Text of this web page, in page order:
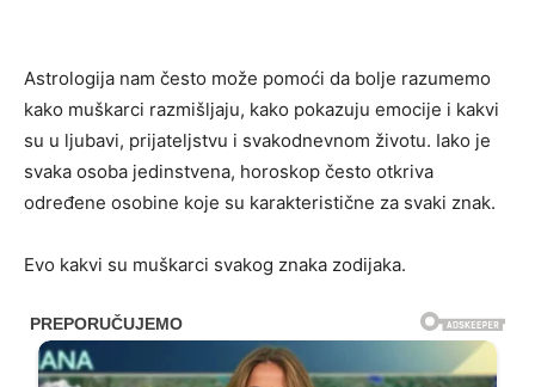
Astrologija nam često može pomoći da bolje razumemo
kako muškarci razmišljaju, kako pokazuju emocije i kakvi
su u ljubavi, prijateljstvu i svakodnevnom životu. Iako je
svaka osoba jedinstvena, horoskop često otkriva
određene osobine koje su karakteristične za svaki znak.
Evo kakvi su muškarci svakog znaka zodijaka.